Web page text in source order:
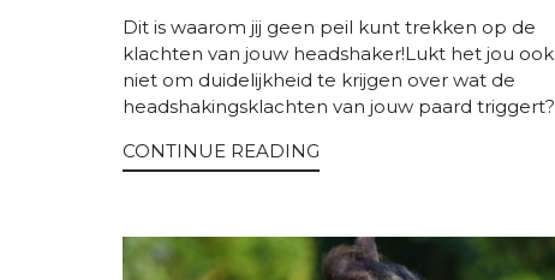
Dit is waarom jij geen peil kunt trekken op de
klachten van jouw headshaker!Lukt het jou ook
niet om duidelijkheid te krijgen over wat de
headshakingsklachten van jouw paard triggert?
CONTINUE READING